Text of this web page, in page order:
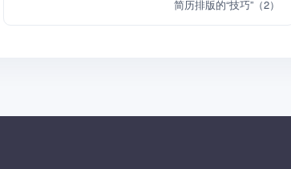
简历排版的“技巧”（2）